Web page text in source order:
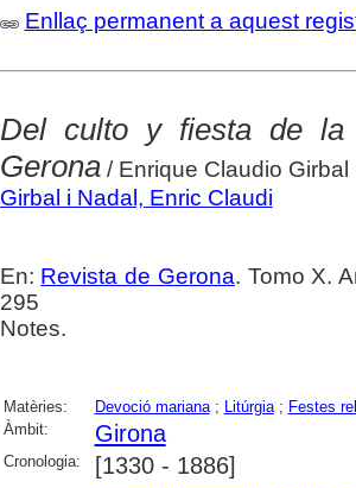
Enllaç permanent a aquest
Del culto y fiesta de la
Gerona/ Enrique Claudio Girbal
Girbal i Nadal, Enric Claudi
En: Revista de Gerona. Tomo X.
295
Notes.
Matèries: Devoció mariana; Litúrgia; Festes
Àmbit:
Girona
Cronologia: [1330 - 1886]